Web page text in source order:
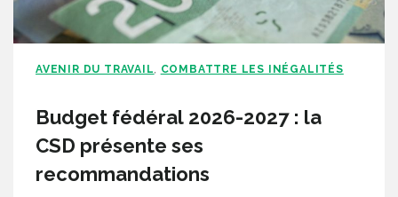
AVENIR DU TRAVAIL COMBATTRE LES INÉGALITÉS
Budget fédéral 2026-2027 : la
CSD présente ses
recommandations